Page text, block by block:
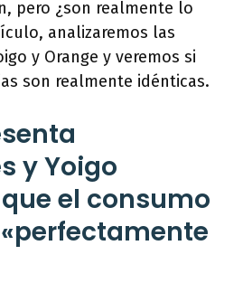
pero ¿son realmente lo
analizaremos las
y Orange y veremos si
son realmente idénticas.
y Yoigo
el consumo